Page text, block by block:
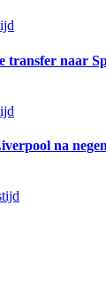
transfer naar
na